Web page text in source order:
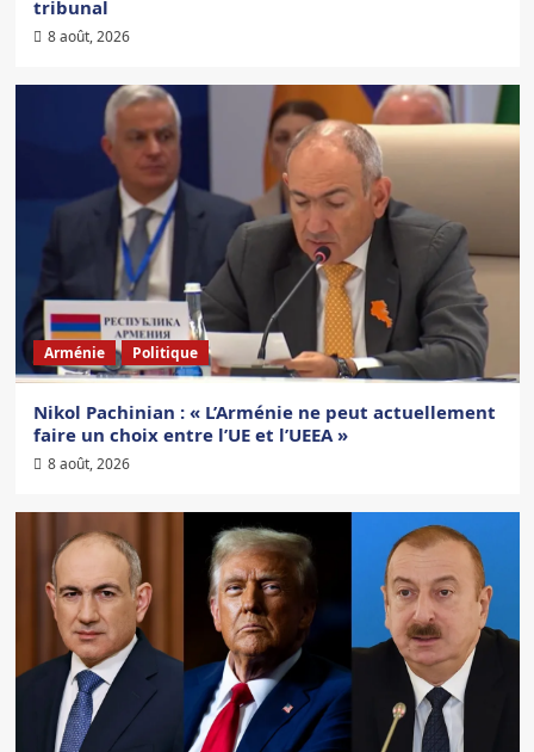
tribunal
8 août, 2026
Arménie Politique
Nikol Pachinian : « L’Arménie ne peut actuellement
faire un choix entre l’UE et l’UEEA »
8 août, 2026